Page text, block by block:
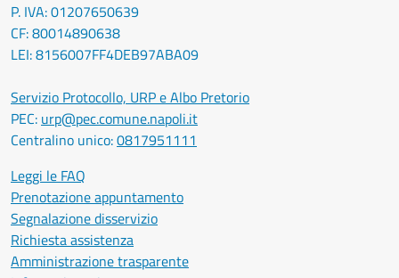
P. IVA: 01207650639
CF: 80014890638
LEI: 8156007FF4DEB97ABA09
Servizio Protocollo, URP e Albo Pretorio
PEC: urp@pec.comune.napoli.it
Centralino unico:0817951111
Leggi le FAQ
Prenotazione appuntamento
Segnalazione disservizio
Richiesta assistenza
Amministrazione trasparente